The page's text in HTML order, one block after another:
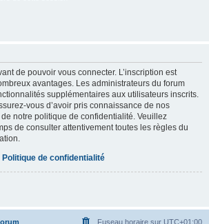
de pouvoir vous connecter. L’inscription est
avantages. Les administrateurs du forum
supplémentaires aux utilisateurs inscrits.
vous d’avoir pris connaissance de nos
notre politique de confidentialité. Veuillez
de consulter attentivement toutes les règles du
Politique de confidentialité
Fuseau horaire sur UTC+01:00